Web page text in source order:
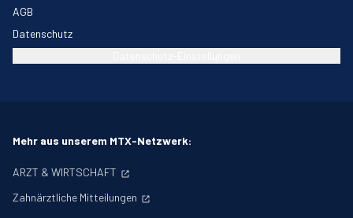
AGB
Datenschutz
Mehr aus unserem MTX-Netzwerk:
ARZT & WIRTSCHAFT
Zahnärztliche Mitteilungen